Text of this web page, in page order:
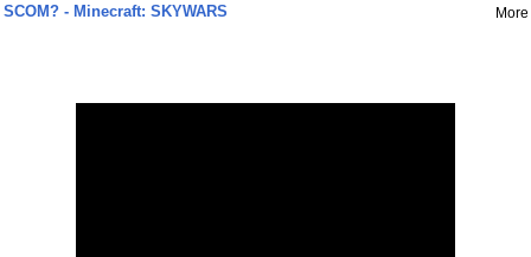
SCOM? - Minecraft: SKYWARS
More